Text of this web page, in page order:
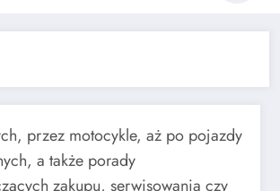
przez motocykle, aż po pojazdy
a także porady
zakupu, serwisowania czy